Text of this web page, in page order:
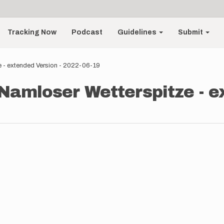
Tracking Now Podcast Guidelines Submit
- extended Version - 2022-06-19
Wetterspitze -